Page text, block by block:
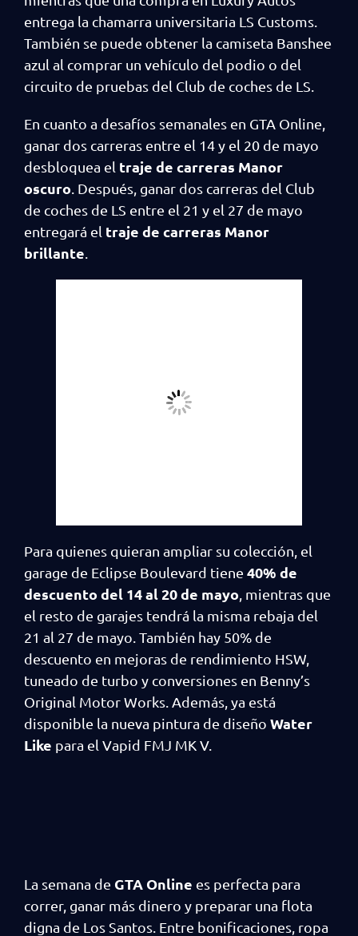
entrega la chamarra universitaria LS Customs.
También se puede obtener la camiseta Banshee
azul al comprar un vehículo del podio o del
circuito de pruebas del Club de coches de LS.
En cuanto a desafíos semanales en GTA Online,
ganar dos carreras entre el 14 y el 20 de mayo
desbloquea el traje de carreras Manor
oscuro . Después, ganar dos carreras del Club
de coches de LS entre el 21 y el 27 de mayo
entregará el traje de carreras Manor
brillante
Para quienes quieran ampliar su colección, el
garage de Eclipse Boulevard tiene 40% de
descuento del 14 al 20 de mayo , mientras que
el resto de garajes tendrá la misma rebaja del
21 al 27 de mayo. También hay 50% de
descuento en mejoras de rendimiento HSW,
tuneado de turbo y conversiones en Benny’s
Original Motor Works. Además, ya está
disponible la nueva pintura de diseño Water
Like para el Vapid FMJ MK V.
La semana de GTA Online es perfecta para
correr, ganar más dinero y preparar una flota
digna de Los Santos. Entre bonificaciones, ropa